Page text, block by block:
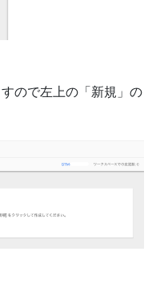
ので左上の「新規」の